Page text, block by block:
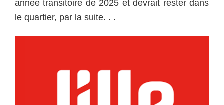
année transitoire de 2025 et devrait rester dans
le quartier, par la suite. . .